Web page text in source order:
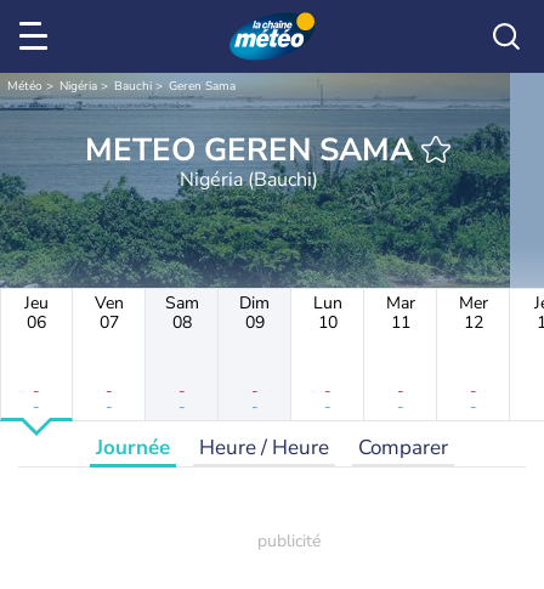
Météo Nigéria Bauchi Geren Sama
METEO GEREN SAMA
Nigéria (Bauchi)
Jeu
06
-
-
Ven
07
-
-
Sam
08
-
-
Dim
09
-
-
Lun
10
-
-
Mar
11
-
-
Mer
12
-
-
Journée Heure / Heure Comparer